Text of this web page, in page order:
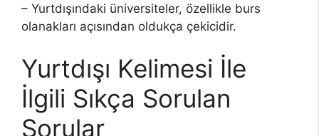
– Yurtdışındaki üniversiteler, özellikle burs
olanakları açısından oldukça çekicidir.
Yurtdışı Kelimesi İle
İlgili Sıkça Sorulan
Sorular